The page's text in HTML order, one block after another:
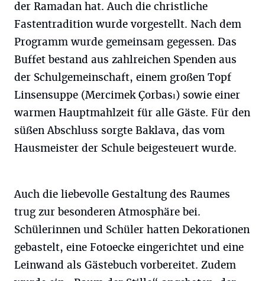
der Ramadan hat. Auch die christliche
Fastentradition wurde vorgestellt. Nach dem
Programm wurde gemeinsam gegessen. Das
Buffet bestand aus zahlreichen Spenden aus
der Schulgemeinschaft, einem großen Topf
Linsensuppe (Mercimek Çorbası) sowie einer
warmen Hauptmahlzeit für alle Gäste. Für den
süßen Abschluss sorgte Baklava, das vom
Hausmeister der Schule beigesteuert wurde.
Auch die liebevolle Gestaltung des Raumes
trug zur besonderen Atmosphäre bei.
Schülerinnen und Schüler hatten Dekorationen
gebastelt, eine Fotoecke eingerichtet und eine
Leinwand als Gästebuch vorbereitet. Zudem